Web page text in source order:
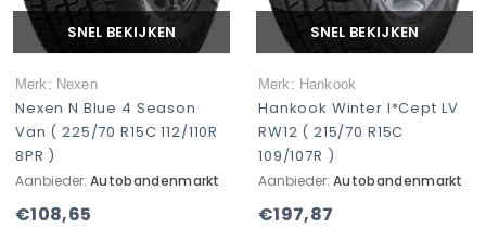
SNEL BEKIJKEN
Merk: Nexen
Nexen N Blue 4 Season
Van ( 225/70 R15C 112/110R
8PR )
Aanbieder: Autobandenmarkt
€108,65
SNEL BEKIJKEN
Merk: Hankook
Hankook Winter I*cept LV
RW12 ( 215/70 R15C
109/107R )
Aanbieder: Autobandenmarkt
€197,87